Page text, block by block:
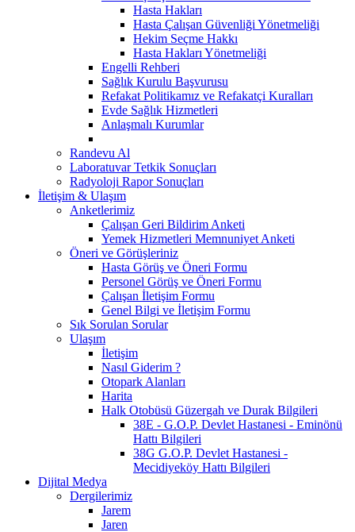
Hasta Hakları
Hasta Çalışan Güvenliği Yönetmeliği
Hekim Seçme Hakkı
Hasta Hakları Yönetmeliği
Engelli Rehberi
Sağlık Kurulu Başvurusu
Refakat Politikamız ve Refakatçi Kuralları
Evde Sağlık Hizmetleri
Anlaşmalı Kurumlar
Randevu Al
Laboratuvar Tetkik Sonuçları
Radyoloji Rapor Sonuçları
İletişim & Ulaşım
Anketlerimiz
Çalışan Geri Bildirim Anketi
Yemek Hizmetleri Memnuniyet Anketi
Öneri ve Görüşleriniz
Hasta Görüş ve Öneri Formu
Personel Görüş ve Öneri Formu
Çalışan İletişim Formu
Genel Bilgi ve İletişim Formu
Sık Sorulan Sorular
Ulaşım
İletişim
Nasıl Giderim ?
Otopark Alanları
Harita
Halk Otobüsü Güzergah ve Durak Bilgileri
38E - G.O.P. Devlet Hastanesi - Eminönü
Hattı Bilgileri
38G G.O.P. Devlet Hastanesi -
Mecidiyeköy Hattı Bilgileri
Dijital Medya
Dergilerimiz
Jarem
Jaren